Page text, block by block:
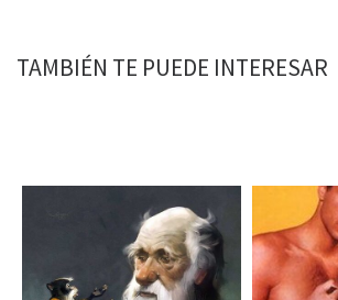
TAMBIÉN TE PUEDE INTERESAR